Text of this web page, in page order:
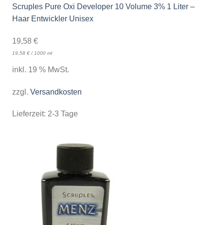
Scruples Pure Oxi Developer 10 Volume 3% 1 Liter –
Haar Entwickler Unisex
19,58 €
19,58 €/ 1000 ml
inkl. 19 % MwSt.
zzgl. Versandkosten
Lieferzeit: 2-3 Tage